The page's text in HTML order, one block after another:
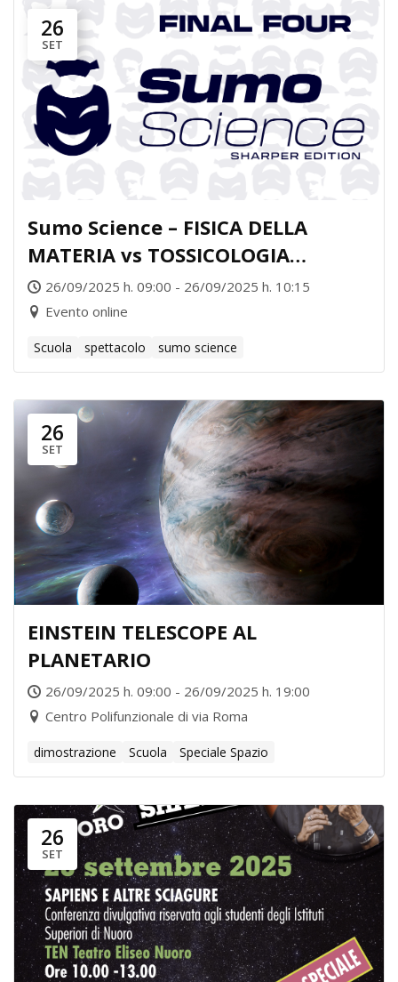
26
SET
Sumo Science – FISICA DELLA
MATERIA vs TOSSICOLOGIA
FORENSE
26/09/2025 h. 09:00 - 26/09/2025 h. 10:15
Evento online
Scuola spettacolo sumo science
26
SET
EINSTEIN TELESCOPE AL
PLANETARIO
26/09/2025 h. 09:00 - 26/09/2025 h. 19:00
Centro Polifunzionale di via Roma
dimostrazione Scuola Speciale Spazio
26
SET